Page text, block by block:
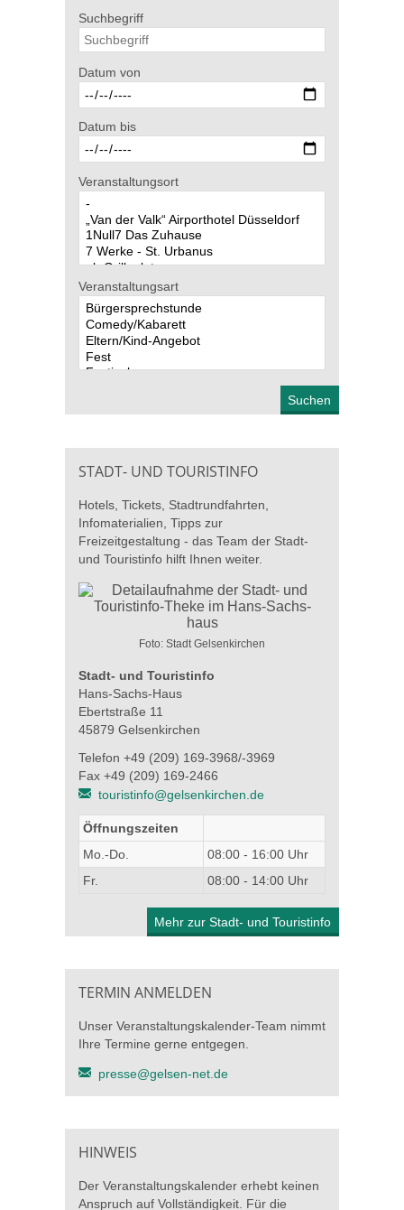
Suchbegriff
Datum von
Datum bis
Veranstaltungsort
Veranstaltungsart
STADT- UND TOURISTINFO
Hotels, Tickets, Stadtrundfahrten,
Infomaterialien, Tipps zur
Freizeitgestaltung - das Team der Stadt-
und Touristinfo hilft Ihnen weiter.
Foto: Stadt Gelsenkirchen
Stadt- und Touristinfo
Hans-Sachs-Haus
Ebertstraße 11
45879 Gelsenkirchen
Telefon +49 (209) 169-3968/-3969
Fax +49 (209) 169-2466
touristinfo@gelsenkirchen.de
Öffnungszeiten
Mo.-Do.
08:00 - 16:00 Uhr
Fr.
08:00 - 14:00 Uhr
Mehr zur Stadt- und Touristinfo
TERMIN ANMELDEN
Unser Veranstaltungskalender-Team nimmt
Ihre Termine gerne entgegen.
presse@gelsen-net.de
HINWEIS
Der Veranstaltungskalender erhebt keinen
Anspruch auf Vollständigkeit. Für die